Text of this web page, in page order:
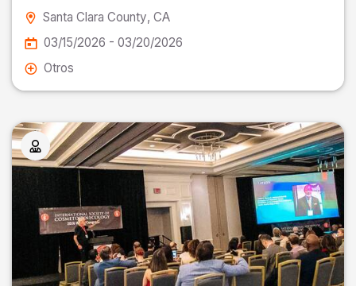
Santa Clara County, CA
03/15/2026 - 03/20/2026
Otros